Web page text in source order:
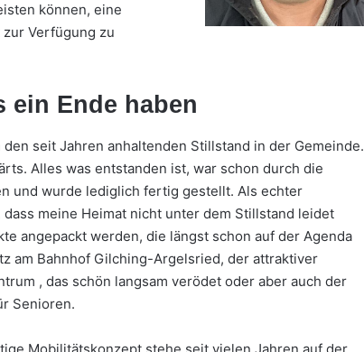
können, eine
Verfügung zu
ein Ende haben
seit Jahren anhaltenden Stillstand in der Gemeinde.
Alles was entstanden ist, war schon durch die
und wurde lediglich fertig gestellt. Als echter
meine Heimat nicht unter dem Stillstand leidet
angepackt werden, die längst schon auf der Agenda
am Bahnhof Gilching-Argelsried, der attraktiver
, das schön langsam verödet oder aber auch der
Senioren.